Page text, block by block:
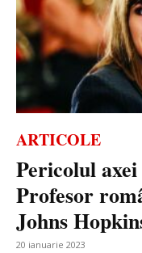
ARTICOLE
Pericolul
Profesor
Johns
20 ianuarie 2023